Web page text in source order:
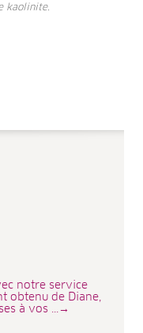
kaolinite.
notre service
obtenu de Diane,
à vos ...→